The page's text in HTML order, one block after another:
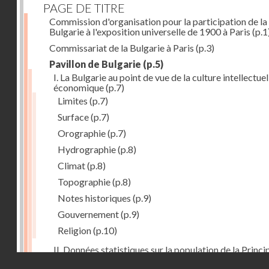
PAGE DE TITRE
Commission d'organisation pour la participation de la
Bulgarie à l'exposition universelle de 1900 à Paris
Commissariat de la Bulgarie à Paris (p.3)
Pavillon de Bulgarie (p.5)
I. La Bulgarie au point de vue de la culture
économique(p.7)
Limites (p.7)
Surface(p.7)
Orographie(p.7)
Hydrographie(p.8)
Climat(p.8)
Topographie(p.8)
Notes historiques (p.9)
Gouvernement(p.9)
Religion(p.10)
II. Données statistiques sur la population de la